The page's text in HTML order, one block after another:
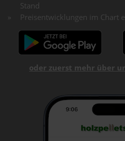
Stand
Preisentwicklungen im Chart
oder zuerst mehr über